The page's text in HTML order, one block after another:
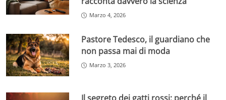
Marzo 4, 2026
Pastore Tedesco, il guardiano che
non passa mai di moda
Marzo 3, 2026